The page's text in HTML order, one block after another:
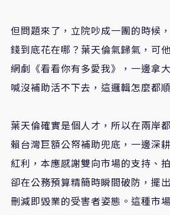
但問題來了，立院吵成一團的時候
錢到底花在哪？葉天倫氣歸氣，可
網劇《看看你有多愛我》，一邊拿
喊沒補助活不下去，這邏輯怎麼都
葉天倫確實是個人才，所以在兩岸
賴台灣巨額公帑補助兜底，一邊深
紅利，本應感謝雙向市場的支持、
卻在公務預算精簡時瞬間破防，擺
刪減即毀業的受害者姿態。這種市